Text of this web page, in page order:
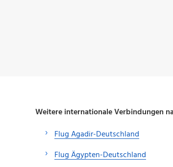
Weitere internationale Verbindungen
Flug Agadir-Deutschland
Flug Ägypten-Deutschland